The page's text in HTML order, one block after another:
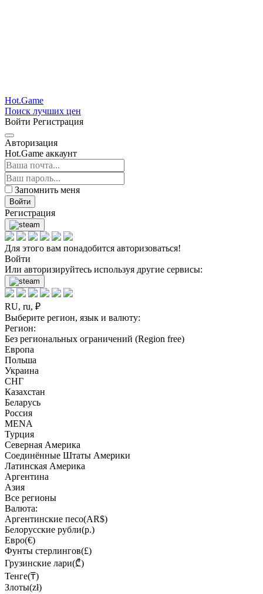
Hot.Game
Поиск лучших цен
Войти Регистрация
Авторизация
Hot.Game аккаунт
Запомнить меня
Войти
Регистрация
Для этого вам понадобится авторизоваться!
Войти
Или авторизируйтесь используя другие сервисы:
RU, ru, ₽
Выберите регион, язык и валюту:
Регион:
Без региональных ограничений (Region free)
Европа
Польша
Украина
СНГ
Казахстан
Беларусь
Россия
MENA
Турция
Северная Америка
Соединённые Штаты Америки
Латинская Америка
Аргентина
Азия
Все регионы
Валюта:
Аргентинские песо(AR$)
Белорусские рубли(р.)
Евро(€)
Фунты стерлингов(£)
Грузинские лари(₾)
Тенге(₸)
Злоты(zł)